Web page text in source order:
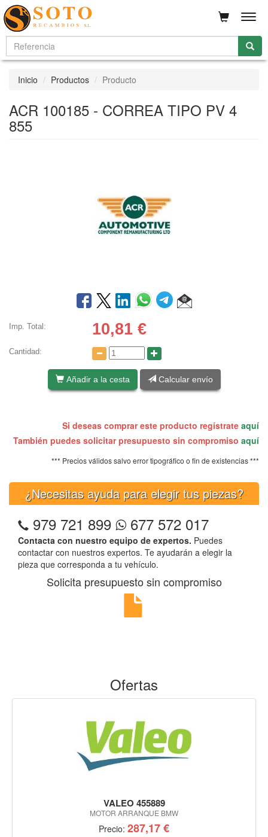
Inicio Productos Producto
ACR 100185 - CORREA TIPO PV 4
855
Imp. Total: 10,81 €
Cantidad:
Añadir a la cesta Calcular envío
Si deseas comprar este producto regístrate aquí
También puedes solicitar presupuesto sin compromiso aquí
*** Precios válidos salvo error tipográfico o fin de existencias ***
¿Necesitas ayuda para elegir tus piezas?
979 721 899 677 572 017
Contacta con nuestro equipo de expertos. Puedes
contactar con nuestros expertos. Te ayudarán a elegir la
pieza que corresponda a tu vehículo.
Solicita presupuesto sin compromiso
Ofertas
VALEO 455889
MOTOR ARRANQUE BMW
Precio: 287,17 €